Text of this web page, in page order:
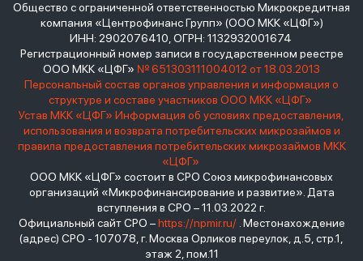
Общество с ограниченной ответственностью Микрокредитная
компания «Центрофинанс Групп» (ООО МКК «ЦФГ»)
ИНН: 2902076410, ОГРН: 1132932001674
Регистрационный номер записи в государственном реестре
ООО МКК «ЦФГ» № 651303111004012 от 18.03.2013
Персональный состав органов управления и информация о
структуре и составе участников ООО МКК «ЦФГ»
Устав МКК «ЦФГ» Информация об условиях предоставления,
использования и возврата потребительских микрозаймов и
правила предоставления потребительских микрозаймов МКК
«ЦФГ»
ООО МКК «ЦФГ» состоит в СРО Союз микрофинансовых
организаций «Микрофинансирование и развитие». Дата
вступления в СРО – 11.03.2022 г.
Официальный сайт СРО –https://npmir.ru/. Местонахождение
(адрес) СРО - 107078, г. Москва Орликов переулок, д.5, стр.1,
этаж 2, пом.11